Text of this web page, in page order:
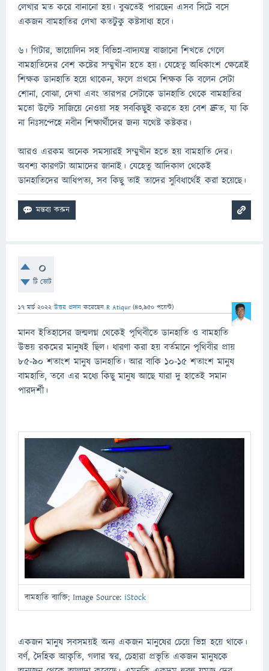
লেখার মত করে বানানো হয়। বুঝতেই পারছেন এসব সিটে বসে
একজন বামহাতির লেখা কতটুকু কষ্টসাধ্য হবে।
৬। গিটার, ভায়োলিন সহ বিভিন্ন-বাদ্যযন্ত্র বাজানো শিখতে গেলে
বামহাতিদের বেশ কষ্টের সম্মুখীন হতে হয়। যেহেতু অধিকাংশ ক্ষেত্রেই
শিক্ষক ডানহাতি হয়ে থাকেন, ফলে প্রথমে শিক্ষক কি বলেন সেটা
শোনা, বোঝা, দেখা এবং তারপর সেটাকে ডানহাতি থেকে বামহাতির
মতো উল্টে সাজিয়ে নেওয়া সহ সবকিছুই করতে হয় বেশ দ্রুত, যা কি
না নিঃসন্দেহে নবীন শিক্ষার্থীদের জন্য যথেষ্ট কষ্টকর।
আরও এরকম অনেক সমস্যারই সম্মুখীন হতে হয় বামহাতি দের।
অবশ্য কারণটা আমাদের জানাই। যেহেতু আদিকাল থেকেই
ডানহাতিদের আধিপত্য, সব কিছু তাই তাদের সুবিধার্থেই করা হয়েছে।
0
টি ভোট
17 মার্চ 2022 উত্তর প্রদান করেছেন R Atiqur (43,950 পয়েন্ট)
মানব ইতিহাসের জন্মলগ্ন থেকেই পৃথিবীতে ডানহাতি ও বামহাতি
উভয় রকমের মানুষই ছিল। ধারণা করা হয় বর্তমানে পৃথিবীর প্রায়
৮৫-৯০ শতাংশ মানুষ ডানহাতি। আর বাকি ১০-১৫ শতাংশ মানুষ
বামহাতি, তবে এর মধ্যে কিছু মানুষ আছে যারা দু হাতেই সমান
পারদর্শী।
বামহাতি ব্যাক্তি; Image Source: iStock
একজন মানুষ সবসময়ই অন্য একজন মানুষের চেয়ে ভিন্ন হয়ে থাকে।
বর্ণ, দৈহিক আকৃতি, গলার স্বর, চেহারা প্রভৃতি একজন মানুষকে